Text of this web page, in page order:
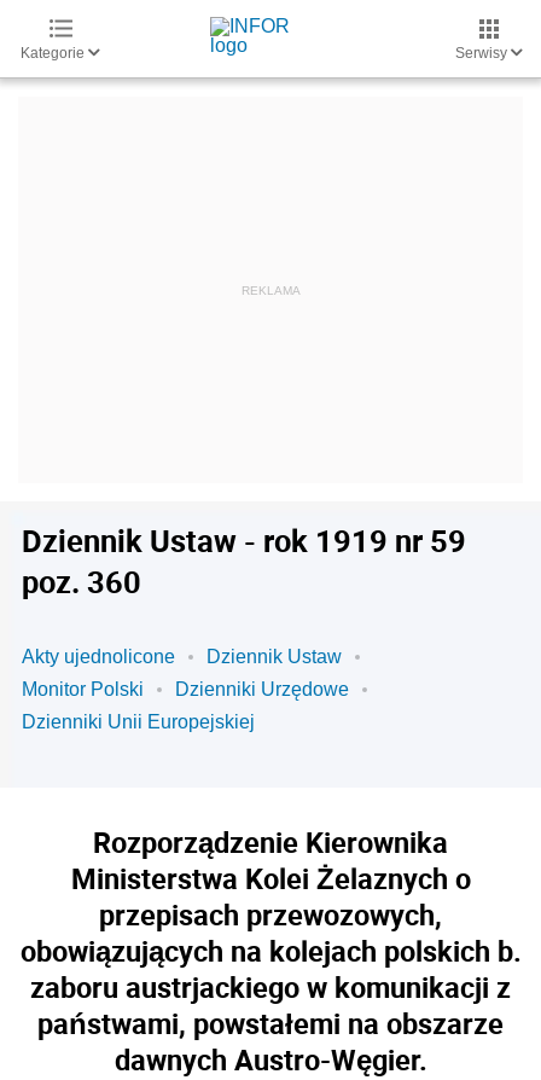
Kategorie Serwisy
Dziennik Ustaw - rok 1919 nr 59
poz. 360
Akty ujednolicone
Dziennik Ustaw
Monitor Polski
Dzienniki Urzędowe
Dzienniki Unii Europejskiej
Rozporządzenie Kierownika
Ministerstwa Kolei Żelaznych o
przepisach przewozowych,
obowiązujących na kolejach polskich b.
zaboru austrjackiego w komunikacji z
państwami, powstałemi na obszarze
dawnych Austro-Węgier.